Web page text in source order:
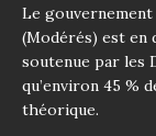
Le
(Modérés) est en
soutenue par les
qu’environ 45 %
théorique.